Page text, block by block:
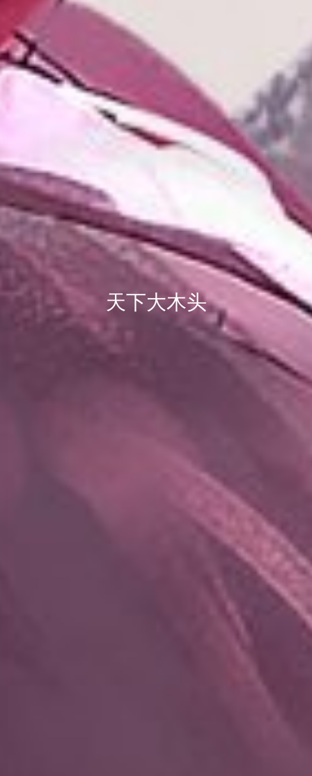
天下大木头